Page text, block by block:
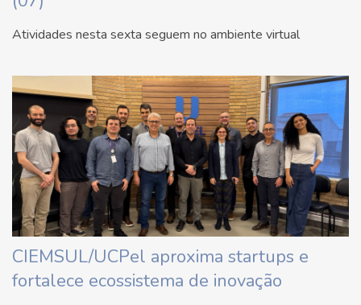
Atividades nesta sexta seguem no ambiente virtual
CIEMSUL/UCPel aproxima startups e
fortalece ecossistema de inovação